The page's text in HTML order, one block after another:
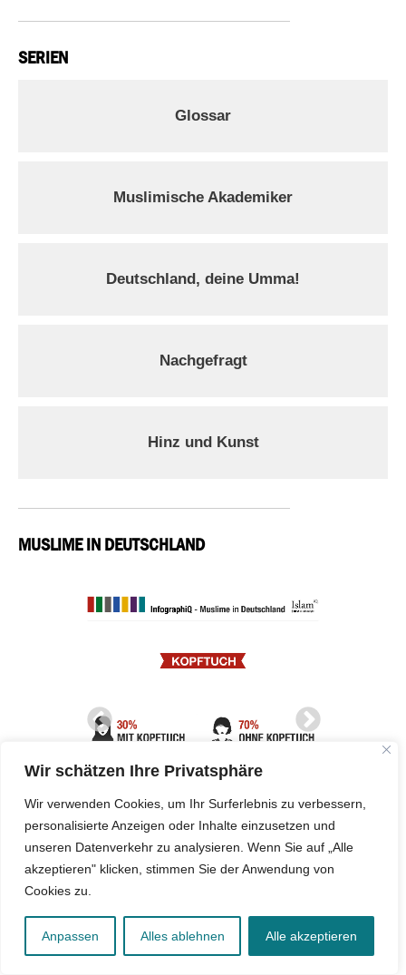
Wir schätzen Ihre Privatsphäre
Wir verwenden Cookies, um Ihr Surferlebnis zu verbessern,
personalisierte Anzeigen oder Inhalte einzusetzen und
unseren Datenverkehr zu analysieren. Wenn Sie auf „Alle
akzeptieren" klicken, stimmen Sie der Anwendung von
Cookies zu.
Anpassen Alles ablehnen Alle akzeptieren
SERIEN
Glossar
Muslimische Akademiker
Deutschland, deine Umma!
Nachgefragt
Hinz und Kunst
MUSLIME IN DEUTSCHLAND
RELEVANTE ARTIKEL
PODCAST„Wir wollen gesellschaftliche Missstände